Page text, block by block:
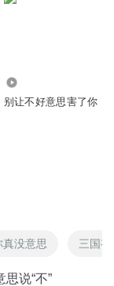
别让不好意思害了你
真没意思 三国
说“不”